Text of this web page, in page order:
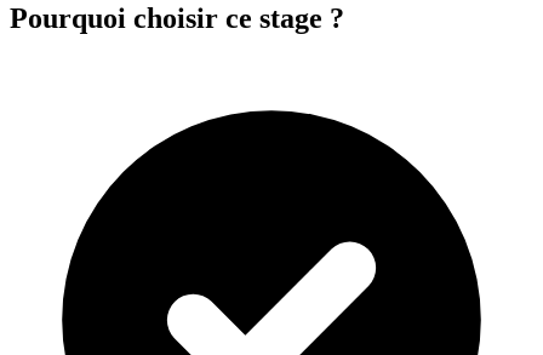
Pourquoi choisir ce stage ?